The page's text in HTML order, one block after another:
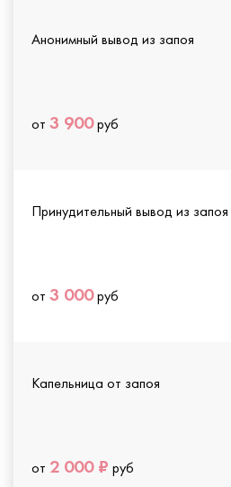
Анонимный вывод из запоя
от 3 900руб
Принудительный вывод из запоя
от 3 000руб
Капельница от запоя
от 2 000 ₽ руб